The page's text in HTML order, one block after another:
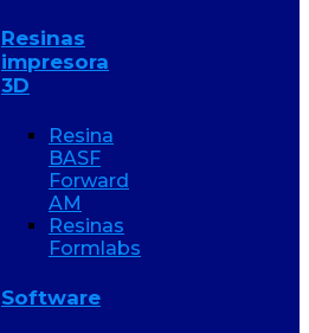
Resinas
impresora
3D
Resina
BASF
Forward
AM
Resinas
Formlabs
Software